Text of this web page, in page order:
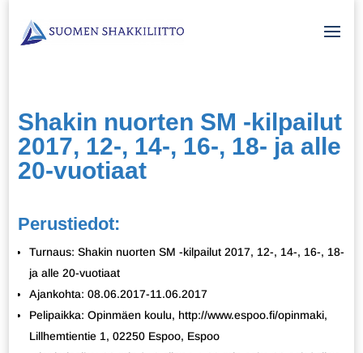
Shakin nuorten SM -kilpailut
2017, 12-, 14-, 16-, 18- ja alle
20-vuotiaat
Perustiedot:
Turnaus: Shakin nuorten SM -kilpailut 2017, 12-, 14-, 16-, 18-
ja alle 20-vuotiaat
Ajankohta: 08.06.2017-11.06.2017
Pelipaikka: Opinmäen koulu, http://www.espoo.fi/opinmaki,
Lillhemtientie 1, 02250 Espoo, Espoo